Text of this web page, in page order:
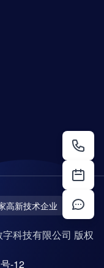
高新技术企业
科技有限公司 版权
-12